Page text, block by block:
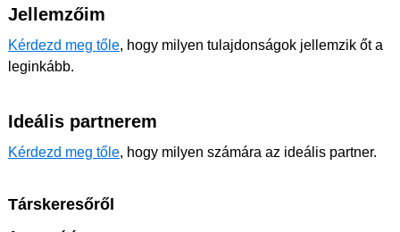
Jellemzőim
Kérdezd meg tőle, hogy milyen tulajdonságok jellemzik őt a
leginkább.
Ideális partnerem
Kérdezd meg tőle, hogy milyen számára az ideális partner.
Társkeresőről